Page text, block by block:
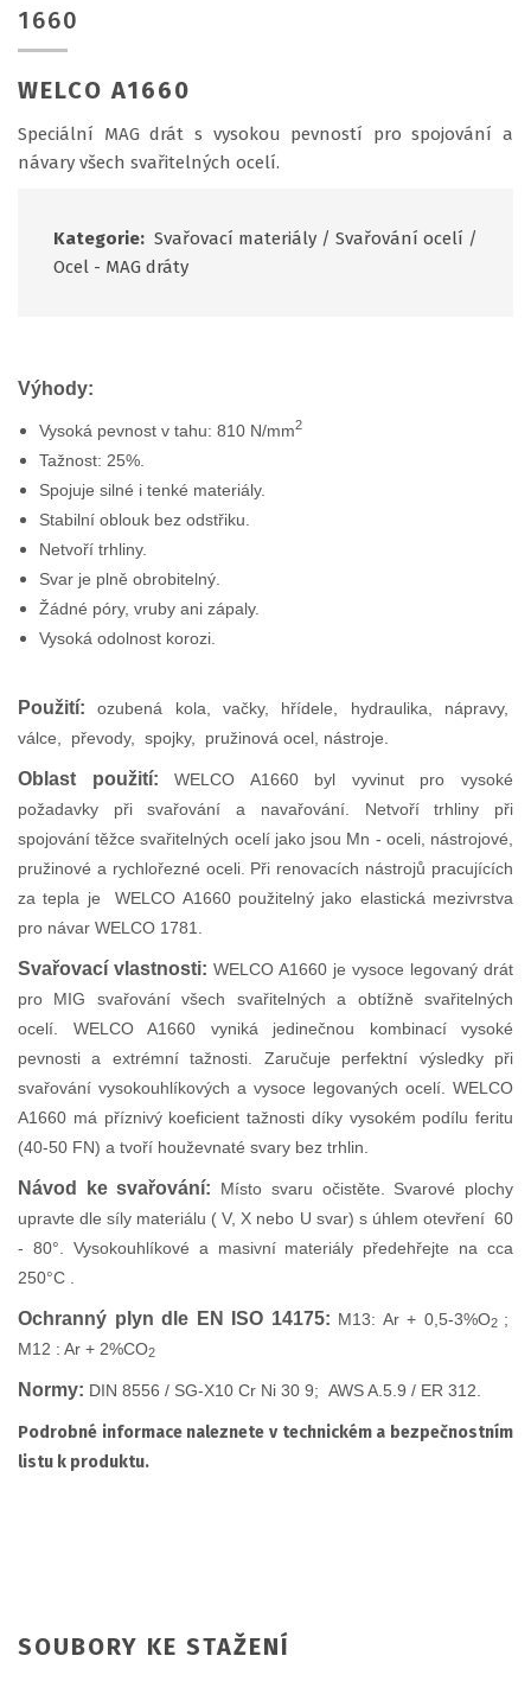
1660
WELCO A1660
Speciální MAG drát s vysokou pevností pro spojování a
návary všech svařitelných ocelí.
Kategorie: Svařovací materiály / Svařování ocelí /
Ocel - MAG dráty
Výhody:
Vysoká pevnost v tahu: 810 N/mm2
Tažnost: 25%.
Spojuje silné i tenké materiály.
Stabilní oblouk bez odstřiku.
Netvoří trhliny.
Svar je plně obrobitelný.
Žádné póry, vruby ani zápaly.
Vysoká odolnost korozi.
Použití: ozubená kola, vačky, hřídele, hydraulika, nápravy,
válce, převody, spojky, pružinová ocel, nástroje.
Oblast použití: WELCO A1660 byl vyvinut pro vysoké
požadavky při svařování a navařování. Netvoří trhliny při
spojování těžce svařitelných ocelí jako jsou Mn - oceli, nástrojové,
pružinové a rychlořezné oceli. Při renovacích nástrojů pracujících
za tepla je WELCO A1660 použitelný jako elastická mezivrstva
pro návar WELCO 1781.
Svařovací vlastnosti: WELCO A1660 je vysoce legovaný drát
pro MIG svařování všech svařitelných a obtížně svařitelných
ocelí. WELCO A1660 vyniká jedinečnou kombinací vysoké
pevnosti a extrémní tažnosti. Zaručuje perfektní výsledky při
svařování vysokouhlíkových a vysoce legovaných ocelí. WELCO
A1660 má příznivý koeficient tažnosti díky vysokém podílu feritu
(40-50 FN) a tvoří houževnaté svary bez trhlin.
Návod ke svařování: Místo svaru očistěte. Svarové plochy
upravte dle síly materiálu ( V, X nebo U svar) s úhlem otevření 60
- 80°. Vysokouhlíkové a masivní materiály předehřejte na cca
250°C .
Ochranný plyn dle EN ISO 14175: M13: Ar + 0,5-3%O2 ;
M12 : Ar + 2%CO2
Normy: DIN 8556 / SG-X10 Cr Ni 30 9; AWS A.5.9 / ER 312.
Podrobné informace naleznete v technickém a bezpečnostním
listu k produktu.
SOUBORY KE STAŽENÍ